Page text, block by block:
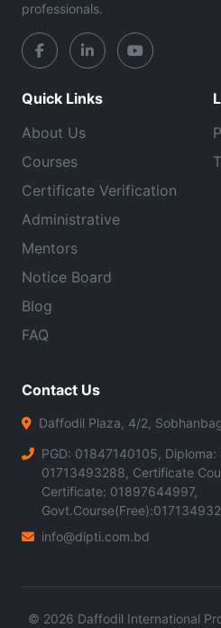
professionals.
Quick Links
About Us
Courses
Certificate Verification
Administrative
Mentors
Notice Board
Blog
FAQ
Contact Us
Daffodil Plaza, 4/2,
PGD: 01847140105,
01713493288, Certificate
Certificate: 01897644997,
info@dipti.com.bd
© 2026 Daffodil International